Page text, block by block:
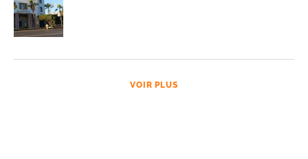
VOIR PLUS